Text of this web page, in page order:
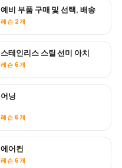
곧 공개
예비 부품 구매 및 선택, 배송
레슨 2개
스테인리스 스틸 선미 아치
레슨 6개
어닝
레슨 6개
곧 공개
에어컨
레슨 6개